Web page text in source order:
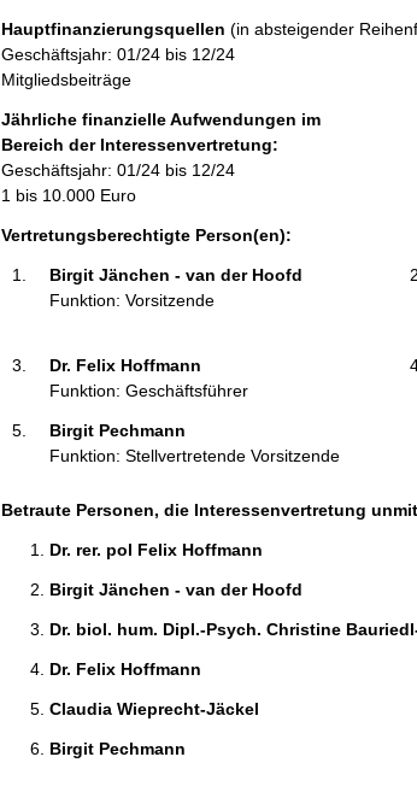
a
l
t
:
Hauptfinanzierungsquellen (in absteigender
Geschäftsjahr: 01/24 bis 12/24
Mitgliedsbeiträge
Jährliche finanzielle Aufwendungen im
Bereich der Interessenvertretung:
Geschäftsjahr: 01/24 bis 12/24
1 bis 10.000 Euro
Vertretungsberechtigte Person(en):
Birgit Jänchen - van der Hoofd
Funktion: Vorsitzende
Dr. Felix Hoffmann
Funktion: Geschäftsführer
Birgit Pechmann
Funktion: Stellvertretende Vorsitzende
Betraute Personen, die Interessenvertretung
Dr. rer. pol Felix Hoffmann
Birgit Jänchen - van der Hoofd
Dr. biol. hum. Dipl.-Psych. Christine
Dr. Felix Hoffmann
Claudia Wieprecht-Jäckel
Birgit Pechmann